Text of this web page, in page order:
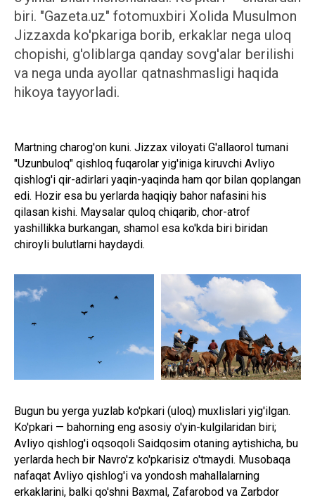
biri. "Gazeta.uz" fotomuxbiri Xolida Musulmon
Jizzaxda ko'pkariga borib, erkaklar nega uloq
chopishi, g'oliblarga qanday sovg'alar berilishi
va nega unda ayollar qatnashmasligi haqida
hikoya tayyorladi.
Martning charog'on kuni. Jizzax viloyati G'allaorol tumani
"Uzunbuloq" qishloq fuqarolar yig'iniga kiruvchi Avliyo
qishlog'i qir-adirlari yaqin-yaqinda ham qor bilan qoplangan
edi. Hozir esa bu yerlarda haqiqiy bahor nafasini his
qilasan kishi. Maysalar quloq chiqarib, chor-atrof
yashillikka burkangan, shamol esa ko'kda biri biridan
chiroyli bulutlarni haydaydi.
Bugun bu yerga yuzlab ko'pkari (uloq) muxlislari yig'ilgan.
Ko'pkari — bahorning eng asosiy o'yin-kulgilaridan biri;
Avliyo qishlog'i oqsoqoli Saidqosim otaning aytishicha, bu
yerlarda hech bir Navro'z ko'pkarisiz o'tmaydi. Musobaqa
nafaqat Avliyo qishlog'i va yondosh mahallalarning
erkaklarini, balki qo'shni Baxmal, Zafarobod va Zarbdor